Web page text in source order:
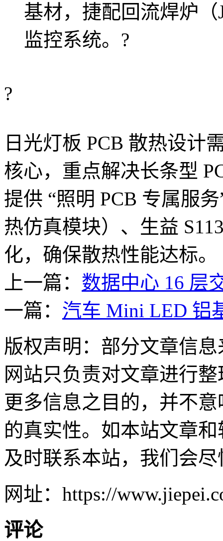
基材，捷配回流焊炉（
监控系统。 ?
?
日光灯板 PCB 散热设计
核心，重点解决长条型
提供 “照明 PCB 专属服
热仿真模块）、生益
化，确保散热性能达标。
上一篇： 数据中心 16 层
一篇： 汽车 Mini LED 铝
版权声明：部分文章信
网站只负责对文章进行
更多信息之目的，并不
的真实性。如本站文章
及时联系本站，我们会
网址：https://
评论